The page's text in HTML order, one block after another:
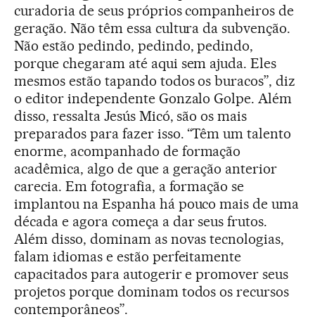
curadoria de seus próprios companheiros de
geração. Não têm essa cultura da subvenção.
Não estão pedindo, pedindo, pedindo,
porque chegaram até aqui sem ajuda. Eles
mesmos estão tapando todos os buracos”, diz
o editor independente Gonzalo Golpe. Além
disso, ressalta Jesús Micó, são os mais
preparados para fazer isso. “Têm um talento
enorme, acompanhado de formação
acadêmica, algo de que a geração anterior
carecia. Em fotografia, a formação se
implantou na Espanha há pouco mais de uma
década e agora começa a dar seus frutos.
Além disso, dominam as novas tecnologias,
falam idiomas e estão perfeitamente
capacitados para autogerir e promover seus
projetos porque dominam todos os recursos
contemporâneos”.